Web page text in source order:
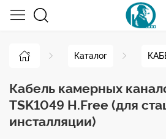
Каталог
Кабель камерных
TSK1049 H.Free (для
инсталляции)